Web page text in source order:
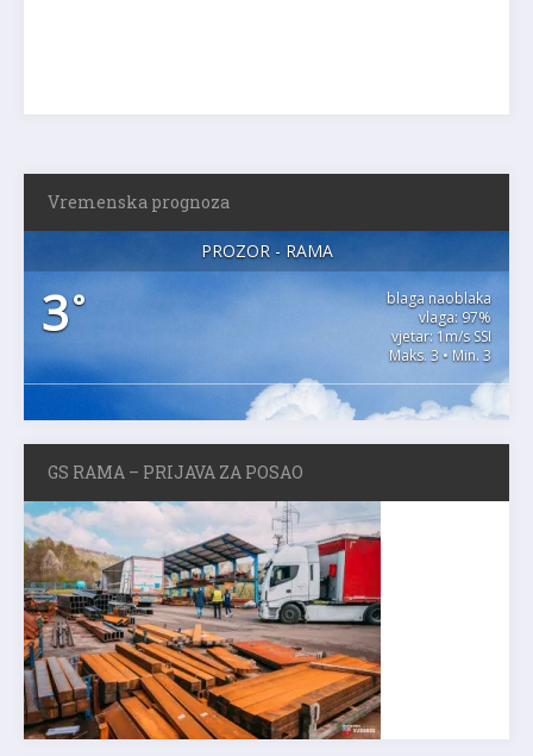
Vremenska prognoza
PROZOR - RAMA
3°
blaga naoblaka
vlaga: 97%
vjetar: 1m/s SSI
Maks. 3 • Min. 3
GS RAMA – PRIJAVA ZA POSAO